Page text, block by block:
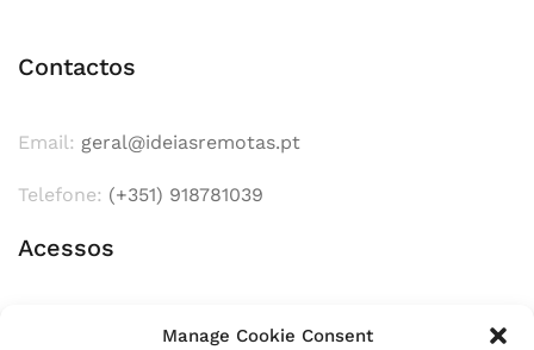
Manage Cookie Consent
Contactos
Email: geral@ideiasremotas.pt
Telefone: (+351) 918781039
Acessos